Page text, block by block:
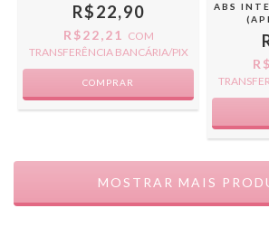
R$22,90
R$22,21
COM
TRANSFERÊNCIA BANCÁRIA/PIX
COMPRAR
ABS
MOSTRAR MAIS